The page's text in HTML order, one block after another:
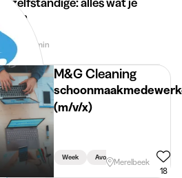
3 min
M&G Cleaning
(m/v/x)
Week AvondMerelbeek
18